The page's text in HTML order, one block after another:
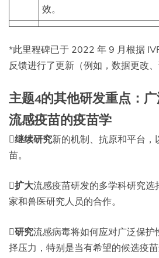
效。
*此里程碑已于 2022 年 9 月根据
反馈进行了更新（例如，数据更改、
主题4的其他研发重点：
流感疫苗的疫苗学
继续研究新的机制、抗原和平台，
苗。
扩大流感疫苗研发的多学科研究选
家和兽医研究人员的合作。
研究流感病毒将如何应对广泛保护
择压力，特别是当有希望的候选疫苗